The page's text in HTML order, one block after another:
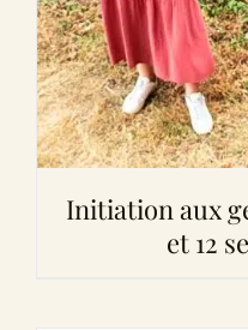
Initiation aux
et 12